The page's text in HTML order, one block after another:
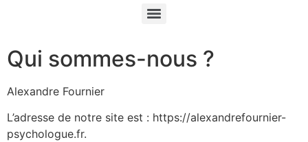
Qui sommes-nous ?
Alexandre Fournier
L’adresse de notre site est : https://alexandrefournier-
psychologue.fr.